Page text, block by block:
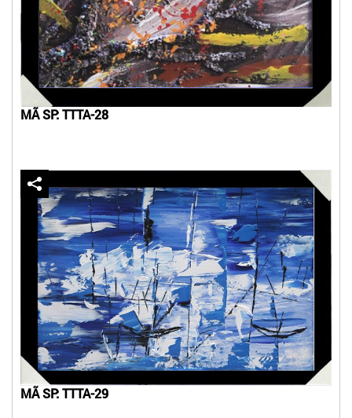
MÃ SP: TTTA-28
MÃ SP: TTTA-29